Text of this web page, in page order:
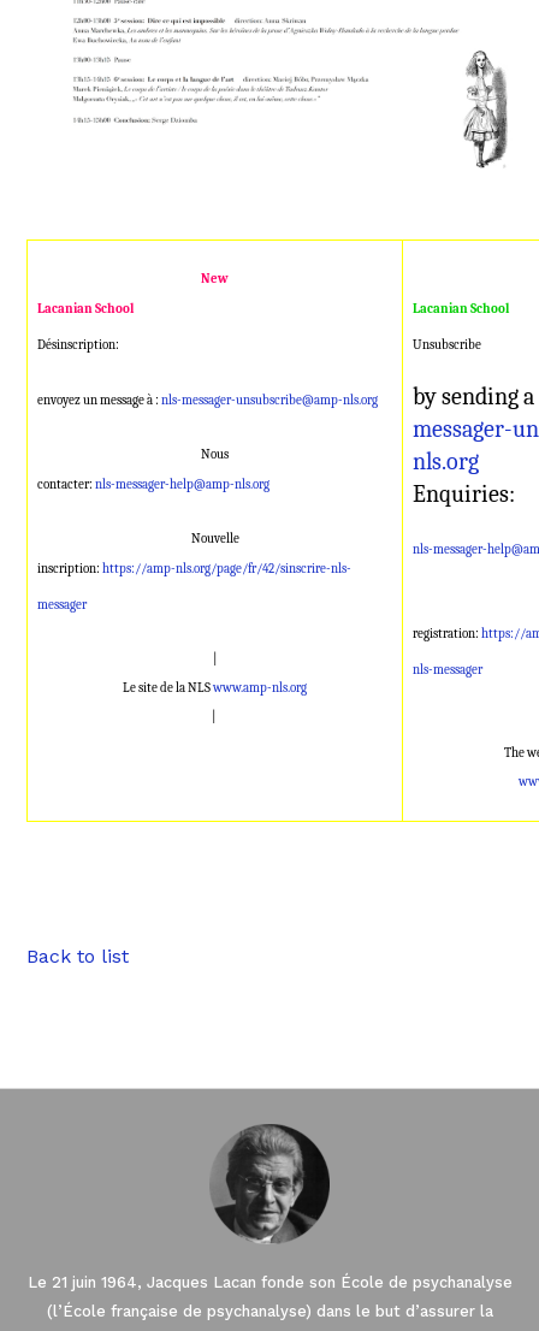
New
Lacanian School
Désinscription:
envoyez un message à : nls-messager-unsubscribe@amp-nls.org
Nous
contacter: nls-messager-help@amp-nls.org
Nouvelle
inscription: https://amp-nls.org/page/fr/42/sinscrire-nls-
messager
Le site de la NLSwww.amp-nls.org
Lacanian School
Unsubscribe
by sending a
messager-
nls.org
Enquiries:
nls-messager-
registration: https://
nls-messager
The
Back to list
Le 21 juin 1964, Jacques Lacan fonde son École de psychanalyse
(l’École française de psychanalyse) dans le but d’assurer la